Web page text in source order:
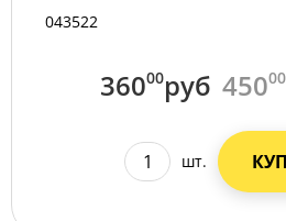
043522
36000руб 45000
шт.